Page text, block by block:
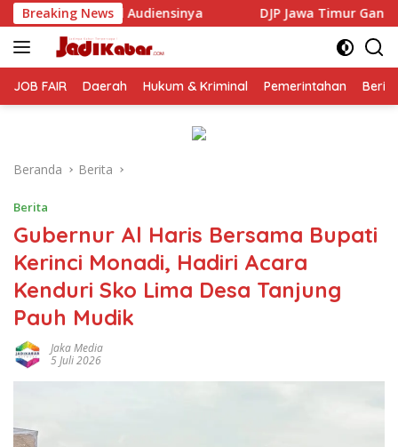
Langsung
ke
konten
Breaking NewsDJP Jawa Timur Gandeng GP Ansor Tingkatkan
JOB FAIR Daerah Hukum & Kriminal Pemerintahan
Beranda Berita
Berita
Gubernur Al Haris Bersama Bupati
Kerinci Monadi, Hadiri Acara
Kenduri Sko Lima Desa Tanjung
Pauh Mudik
Jaka Media
5 Juli 2026